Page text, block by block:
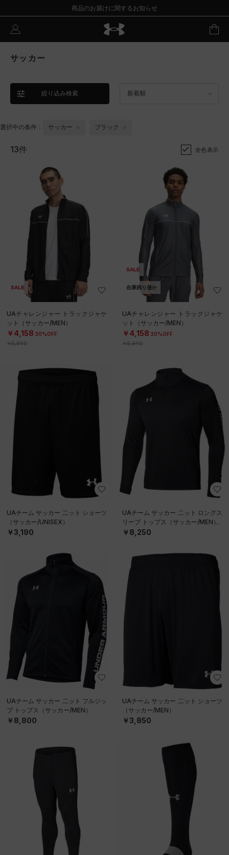
商品のお届けに関するお知らせ
サッカー
絞り込み検索 新着順
選択中の条件： サッカー ブラック
13件 全色表示
SALE
UAチャレンジャー トラックジャケ
ット（サッカー/MEN）
￥4,158 30%OFF
￥5,940
SALE
在庫残り僅か
UAチャレンジャー トラックジャケ
ット（サッカー/MEN）
￥4,158 30%OFF
￥5,940
UAチーム サッカー 二ット ショーツ
（サッカー/UNISEX）
￥3,190
UAチーム サッカー 二ット ロングス
リーブ トップス（サッカー/MEN）
￥8,250
UAチーム サッカー 二ット フルジッ
プ トップス（サッカー/MEN）
￥8,800
UAチーム サッカー 二ット ショーツ
（サッカー/MEN）
￥3,850